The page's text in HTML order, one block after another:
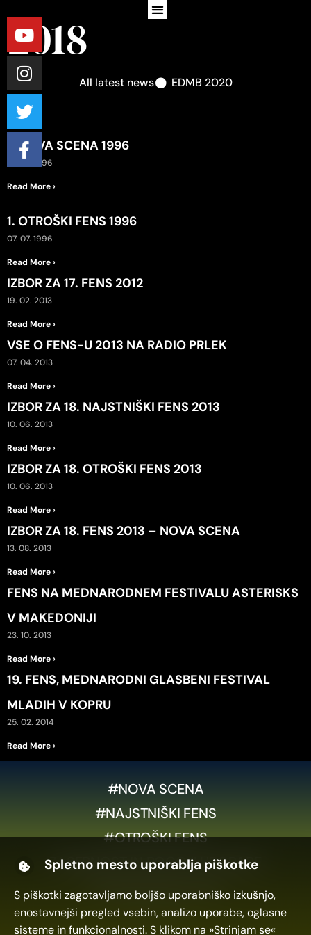
2018
All latest news EDMB 2020
1. NOVA SCENA 1996
07. 07. 1996
Read More ›
1. OTROŠKI FENS 1996
07. 07. 1996
Read More ›
IZBOR ZA 17. FENS 2012
19. 02. 2013
Read More ›
VSE O FENS-U 2013 NA RADIO PRLEK
07. 04. 2013
Read More ›
IZBOR ZA 18. NAJSTNIŠKI FENS 2013
10. 06. 2013
Read More ›
IZBOR ZA 18. OTROŠKI FENS 2013
10. 06. 2013
Read More ›
IZBOR ZA 18. FENS 2013 – NOVA SCENA
13. 08. 2013
Read More ›
FENS NA MEDNARODNEM FESTIVALU ASTERISKS
V MAKEDONIJI
23. 10. 2013
Read More ›
19. FENS, MEDNARODNI GLASBENI FESTIVAL
MLADIH V KOPRU
25. 02. 2014
Read More ›
#NOVA SCENA
#NAJSTNIŠKI FENS
#OTROŠKI FENS
ZASEBNOST IN POGOJI UPORABE
COOKIE POLICY (EU)
Spletno mesto uporablja piškotke
S piškotki zagotavljamo boljšo uporabniško izkušnjo,
enostavnejši pregled vsebin, analizo uporabe, oglasne
sisteme in funkcionalnosti. S klikom na »Strinjam se«